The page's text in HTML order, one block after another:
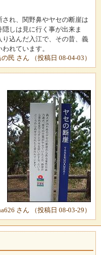
れ、関野鼻やヤセの断崖は
しは見に行く事が出来ま
込んだ入江で、その昔、義
れています。
民 さん （投稿日 08-04-03）
さん （投稿日 08-03-29）